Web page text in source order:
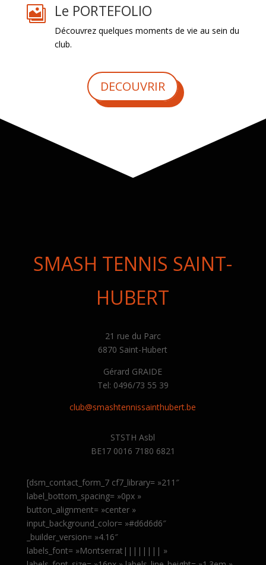
 Le PORTEFOLIO
Découvrez quelques moments de vie au sein du
club.
DECOUVRIR
SMASH TENNIS SAINT-
HUBERT
21 rue du Parc
6870 Saint-Hubert
Gérard GRAIDE
Tel: 0496/73 55 39
club@smashtennissainthubert.be
STSTH Asbl
BE17 0016 7180 6821
[dsm_contact_form_7 cf7_library= »211″
label_bottom_spacing= »0px »
button_alignment= »center »
input_background_color= »#d6d6d6″
_builder_version= »4.16″
labels_font= »Montserrat|||||||| »